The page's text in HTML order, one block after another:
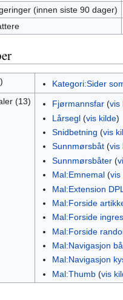
(innen siste 90 dager)
Kategori:Sider
(13)
Fjørmannsfar(vis
Lårsegl(vis kilde)
Snidbetning (vis
Sunnmørsbåt(vis
Sunnmørsbåter(
Mal:Emnemal(vis
Mal:Extension DPL
Mal:Forside
Mal:Forside
Mal:Forside
Mal:Navigasjon
Mal:Navigasjon
Mal:Thumb(vis